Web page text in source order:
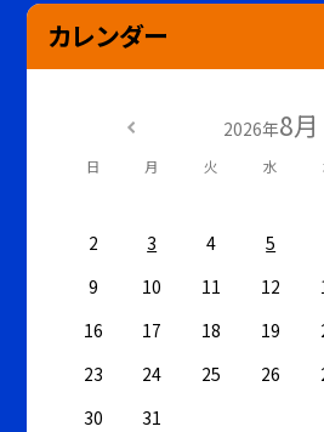
カレンダー
2026年8月
日 月 火 水
2
3 4 5
9
10 11 12
16
17 18 19
23
24 25 26
30
31